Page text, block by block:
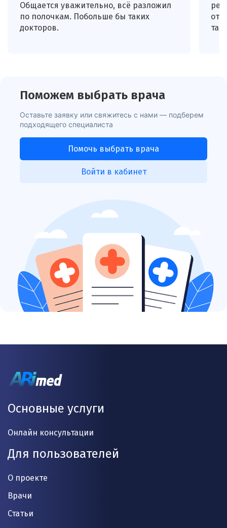
Общается уважительно, всё разложил
по полочкам. Побольше бы таких
докторов.
Поможем выбрать врача
Оставьте заявку или свяжитесь с нами — подберем
подходящего специалиста
Помочь выбрать врача
Войти в кабинет
Основные услуги
Онлайн консультации
Для пользователей
О проекте
Врачи
Статьи